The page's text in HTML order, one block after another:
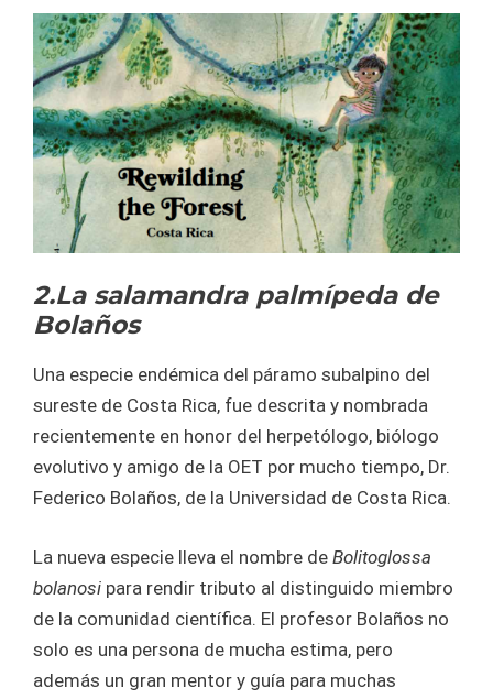
2.La salamandra palmípeda de
Bolaños
Una especie endémica del páramo subalpino del
sureste de Costa Rica, fue descrita y nombrada
recientemente en honor del herpetólogo, biólogo
evolutivo y amigo de la OET por mucho tiempo, Dr.
Federico Bolaños, de la Universidad de Costa Rica.
La nueva especie lleva el nombre de Bolitoglossa
bolanosi para rendir tributo al distinguido miembro
de la comunidad científica. El profesor Bolaños no
solo es una persona de mucha estima, pero
además un gran mentor y guía para muchas